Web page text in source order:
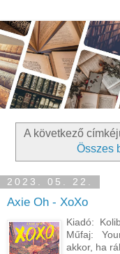
A következő
Összes
2023. 05. 22.
Axie Oh - XoXo
Kiadó:
Műfaj:
akkor, ha